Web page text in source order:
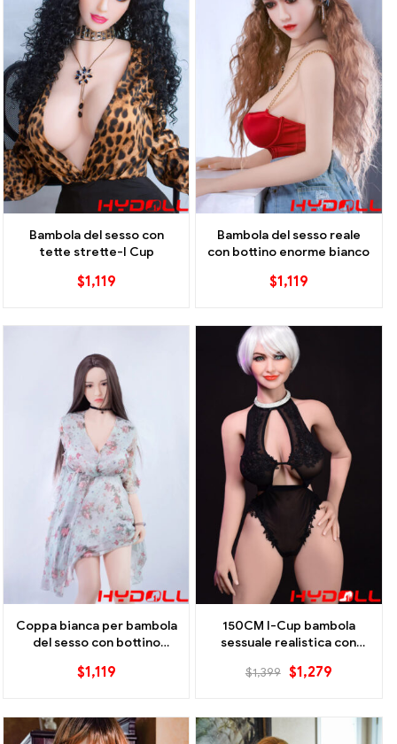
Bambola del sesso con
tette strette-I Cup
$1,119
Bambola del sesso reale
con bottino enorme bianco
$1,119
Coppa bianca per bambola
del sesso con bottino
$1,119
150CM I-Cup bambola
sessuale realistica con
$1,399 $1,279